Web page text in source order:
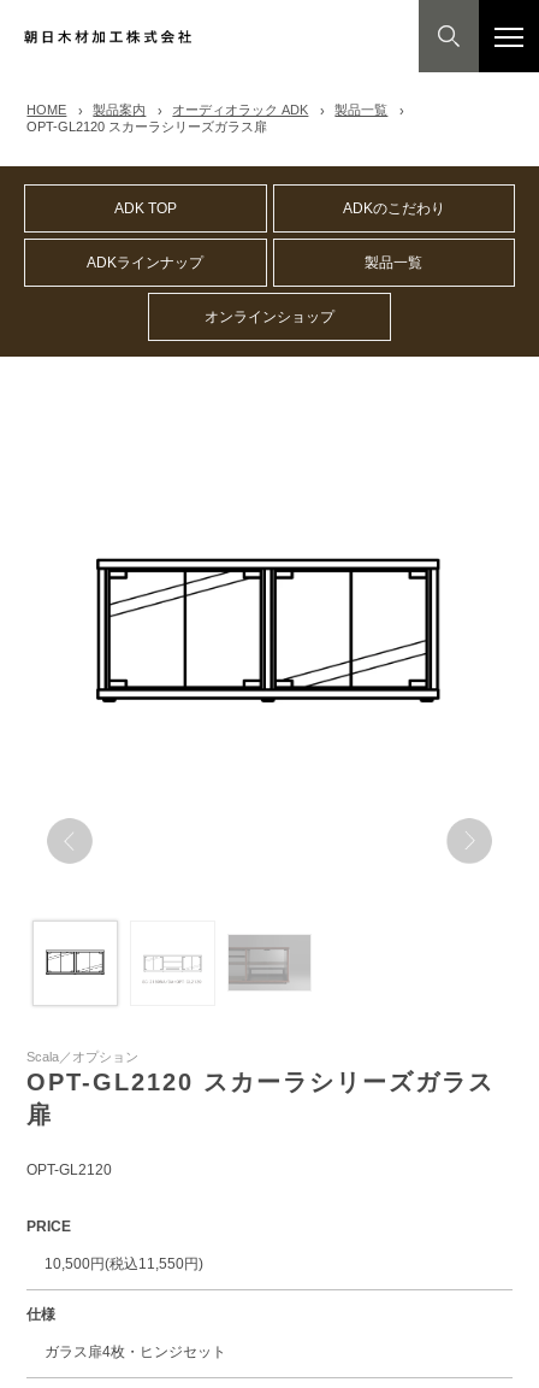
HOME 製品案内 オーディオラック ADK
製品一覧
OPT-GL2120 スカーラシリーズガラス扉
ADK TOP ADKのこだわり
ADKラインナップ 製品一覧
オンラインショップ
Scala／オプション
OPT-GL2120 スカーラシリーズガラス
扉
OPT-GL2120
PRICE
10,500円(税込11,550円)
仕様
ガラス扉4枚・ヒンジセット